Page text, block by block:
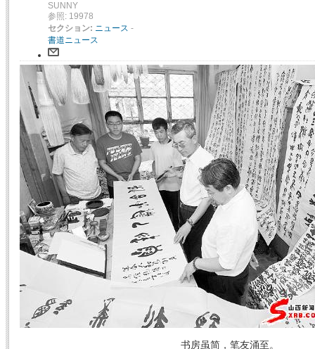
SUNNY
参照: 19978
セクション: ニュース -
書道ニュース
书房虽简，笔友涌至。